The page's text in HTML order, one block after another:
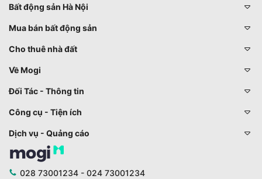
Bất động sản Hà Nội
Mua bán bất động sản
Cho thuê nhà đất
Về Mogi
Đối Tác - Thông tin
Công cụ - Tiện ích
Dịch vụ - Quảng cáo
028 73001234 - 024 73001234